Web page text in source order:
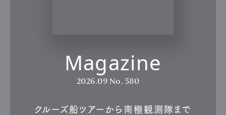
Magazine
2026.09 No. 580
クルーズ船ツアーから南極観測隊まで